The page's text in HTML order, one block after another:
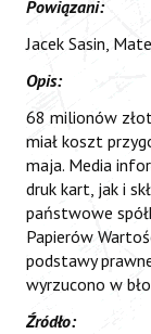
Powiązani:
Jacek Sasin,
Opis:
68 milionów
miał koszt
maja. Media
druk kart, jak i
państwowe
Papierów
podstawy
wyrzucono w
Źródło: